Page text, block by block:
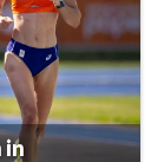
in